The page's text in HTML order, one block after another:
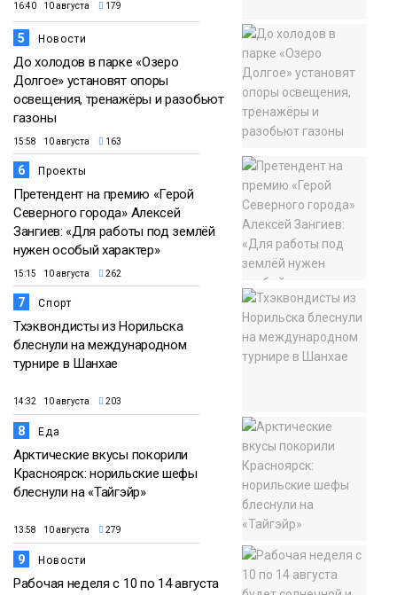
16:40 10 августа 179
5 Новости
До холодов в парке «Озеро
Долгое» установят опоры
освещения, тренажёры и разобьют
газоны
15:58 10 августа 163
6 Проекты
Претендент на премию «Герой
Северного города» Алексей
Зангиев: «Для работы под землёй
нужен особый характер»
15:15 10 августа 262
7 Спорт
Тхэквондисты из Норильска
блеснули на международном
турнире в Шанхае
14:32 10 августа 203
8 Еда
Арктические вкусы покорили
Красноярск: норильские шефы
блеснули на «Тайгэйр»
13:58 10 августа 279
9 Новости
Рабочая неделя с 10 по 14 августа